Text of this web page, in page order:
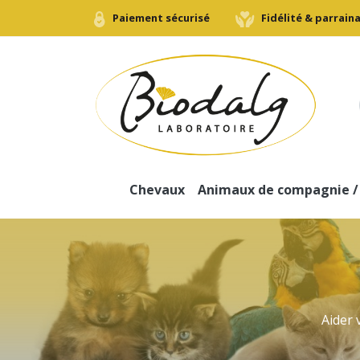
Paiement sécurisé Fidélité &
Chevaux
Problèmes digestifs
Système immunitaire
Problèmes ostéo-articulaires
Animaux de compagnie /
Chiens
Confort ostéo-articulaires
Système immunitaire
Convalescence
Allergie
Bien-être - Beauté du
Hygiène bucco-dentaire
Gestation - Lactation
Aider